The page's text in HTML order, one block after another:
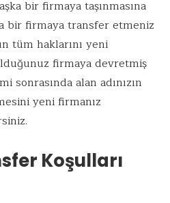
s
A
p
p
bir firmaya taşınmasına
bir firmaya transfer etmeniz
tüm haklarını yeni
firmaya devretmiş
sonrasında alan adınızın
yeni firmanız
Koşulları